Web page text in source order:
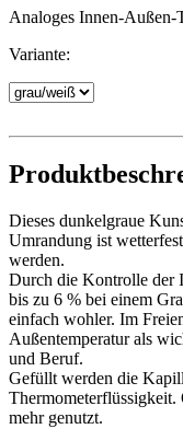
Analoges Innen-Außen-
Variante:
Dieses dunkelgraue
Umrandung ist
werden.
Durch die Kontrolle der
bis zu 6 % bei einem
einfach wohler. Im
Außentemperatur als
und Beruf.
Gefüllt werden die
mehr genutzt.